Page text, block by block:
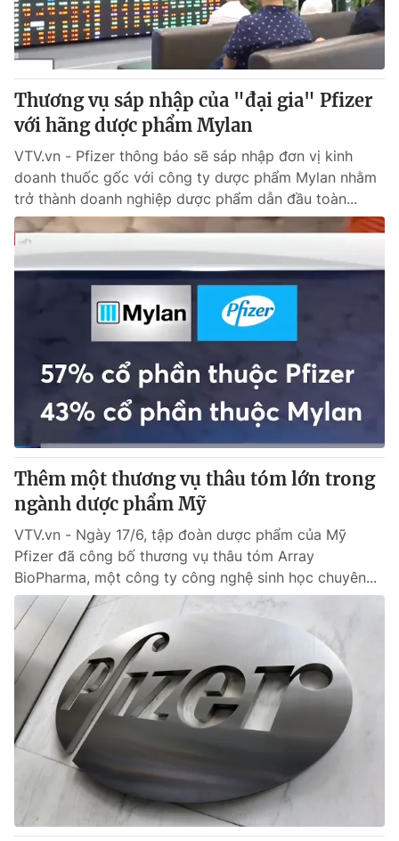
® Cấm sao chép dưới mọi hình thức nếu không có sự chấp
thuận bằng văn bản. Ghi rõ nguồn VTV.vn khi phát hành lại
thông tin từ website này.
Thương vụ sáp nhập của "đại gia" Pfizer
với hãng dược phẩm Mylan
VTV.vn - Pfizer thông báo sẽ sáp nhập đơn vị kinh
doanh thuốc gốc với công ty dược phẩm Mylan nhằm
trở thành doanh nghiệp dược phẩm dẫn đầu toàn...
Thêm một thương vụ thâu tóm lớn trong
ngành dược phẩm Mỹ
VTV.vn - Ngày 17/6, tập đoàn dược phẩm của Mỹ
Pfizer đã công bố thương vụ thâu tóm Array
BioPharma, một công ty công nghệ sinh học chuyên...